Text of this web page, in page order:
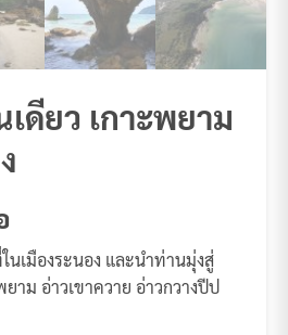
ดียว เกาะพยาม
เมืองระนอง และนำท่านมุ่งสู่
ยาม อ่าวเขาควาย อ่าวกวางปีป